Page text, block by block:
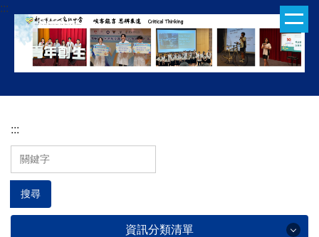
跳
到
容
:::
:::
搜尋
資訊分類清單